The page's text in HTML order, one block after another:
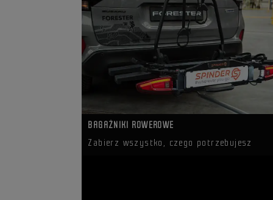
BAGAŻNIKI ROWEROWE
Zabierz wszystko, czego potrzebujesz